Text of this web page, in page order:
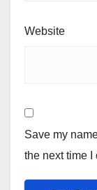
Website
Save my
the next time I